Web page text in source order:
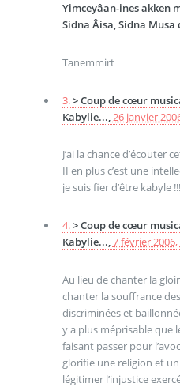
Yimceyâan-ines akken
Sidna Âisa, Sidna
Tanemmirt
3.> Coup de cœur
Kabylie...,26 janvier
J’ai la chance d’écouter
II en plus c’est une
je suis fier d’être kabyle !!!
4.> Coup de cœur
Kabylie...,7 février 2006,
Au lieu de chanter la
chanter la souffrance
discriminées et
y a plus méprisable que
faisant passer pour
glorifie une religion et
légitimer l’injustice